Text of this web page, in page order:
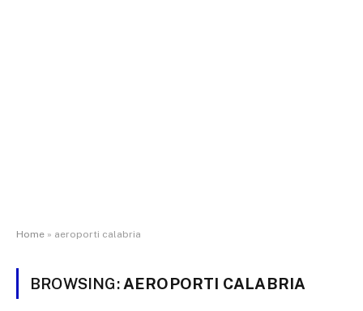
Home » aeroporti calabria
BROWSING: AEROPORTI CALABRIA